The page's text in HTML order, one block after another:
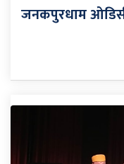
जनकपुरधाम